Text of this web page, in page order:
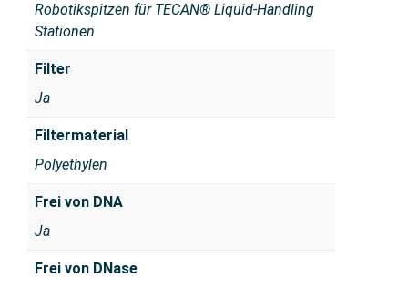
Robotikspitzen für TECAN® Liquid-Handling
Stationen
Filter
Ja
Filtermaterial
Polyethylen
Frei von DNA
Ja
Frei von DNase